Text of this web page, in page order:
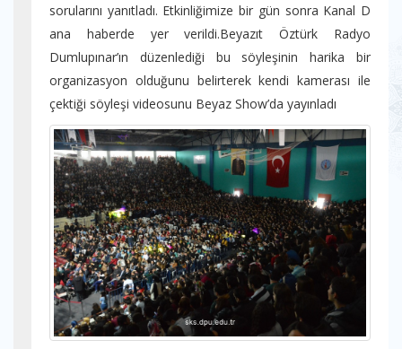
sorularını yanıtladı. Etkinliğimize bir gün sonra Kanal D
ana haberde yer verildi.Beyazıt Öztürk Radyo
Dumlupınar’ın düzenlediği bu söyleşinin harika bir
organizasyon olduğunu belirterek kendi kamerası ile
çektiği söyleşi videosunu Beyaz Show’da yayınladı